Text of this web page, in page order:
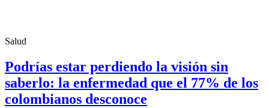
Salud
Podrías estar perdiendo la visión sin
saberlo: la enfermedad que el 77% de los
colombianos desconoce